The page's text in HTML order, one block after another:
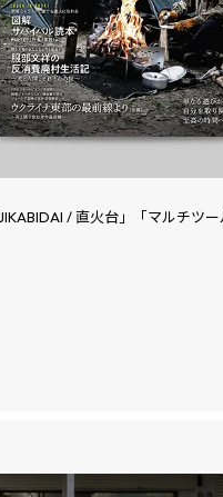
/ 直火台」「マルチツー